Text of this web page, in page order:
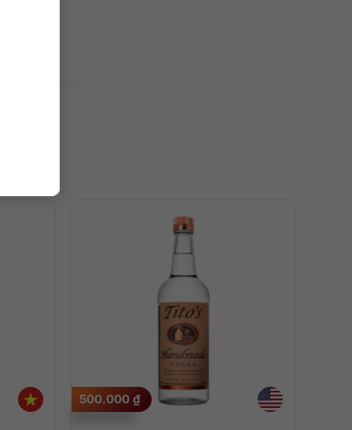
hay gọi Vodka Danzka là Vodka Nhôm. Vỏ nhai
của vỏ nhôm cũng tốt hơn, giúp người dùng
500.000 ₫